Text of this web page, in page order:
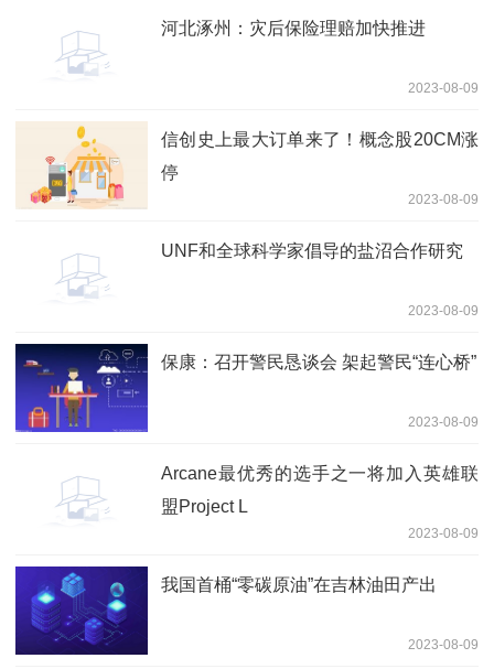
河北涿州：灾后保险理赔加快推进
2023-08-09
信创史上最大订单来了！概念股20CM涨
停
2023-08-09
UNF和全球科学家倡导的盐沼合作研究
2023-08-09
保康：召开警民恳谈会 架起警民“连心桥”
2023-08-09
Arcane最优秀的选手之一将加入英雄联
盟Project L
2023-08-09
我国首桶“零碳原油”在吉林油田产出
2023-08-09